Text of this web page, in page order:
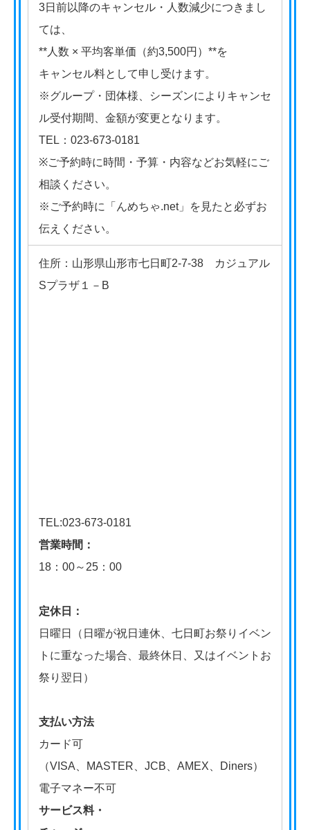
3日前以降のキャンセル・人数減少につきまし
ては、
**人数 × 平均客単価（約3,500円）**を
キャンセル料として申し受けます。
※グループ・団体様、シーズンによりキャンセ
ル受付期間、金額が変更となります。
TEL：023-673-0181
※ご予約時に時間・予算・内容などお気軽にご
相談ください。
※ご予約時に「んめちゃ.net」を見たと必ずお
伝えください。
住所：山形県山形市七日町2-7-38 カジュアル
Sプラザ１－B
TEL:023-673-0181
営業時間：
18：00～25：00
定休日：
日曜日（日曜が祝日連休、七日町お祭りイベン
トに重なった場合、最終休日、又はイベントお
祭り翌日）
支払い方法
カード可
（VISA、MASTER、JCB、AMEX、Diners）
電子マネー不可
サービス料・